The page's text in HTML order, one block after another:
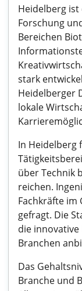
Heidelberg
Forschung
Bereichen
stark
Heidelberger
lokale
In Heidelberg
über Technik
reichen.
Fachkräfte im
gefragt. Die
die
Branchen
Das
Branche und